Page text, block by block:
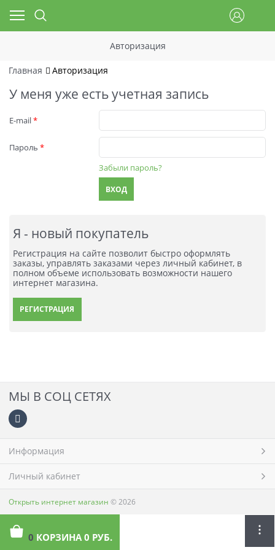
Авторизация
Главная Авторизация
У меня уже есть учетная запись
E-mail
Пароль
Забыли пароль?
Я - новый покупатель
Регистрация на сайте позволит быстро оформлять
заказы, управлять заказами через личный кабинет, в
полном объеме использовать возможности нашего
интернет магазина.
РЕГИСТРАЦИЯ
МЫ В СОЦ СЕТЯХ
Информация
Личный кабинет
Открыть интернет магазин © 2026
0 КОРЗИНА 0 РУБ.